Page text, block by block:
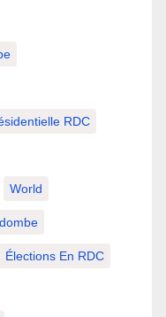
RDC
World
Élections En RDC